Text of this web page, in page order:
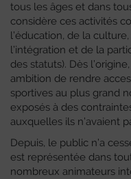
tous les âges et dans
considère ces activités
l’éducation, de la
l’intégration et de la
des statuts). Dès
ambition de rendre
sportives au plus grand
exposés à des
auxquelles ils n’avaient
Depuis, le public n’a
est représentée dans
nombreux animateurs